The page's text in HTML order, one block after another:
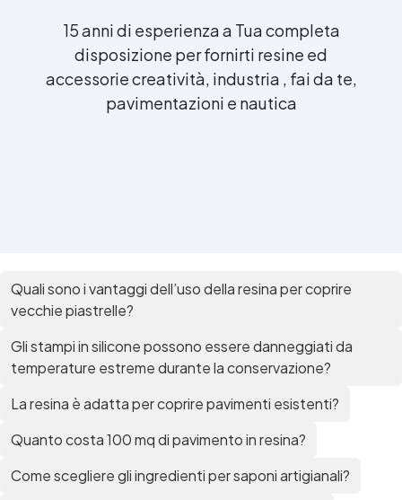
15 anni di esperienza a Tua completa
disposizione per fornirti resine ed
accessorie creatività, industria , fai da te,
pavimentazioni e nautica
Quali sono i vantaggi dell’uso della resina per coprire
vecchie piastrelle?
Gli stampi in silicone possono essere danneggiati da
temperature estreme durante la conservazione?
La resina è adatta per coprire pavimenti esistenti?
Quanto costa 100 mq di pavimento in resina?
Come scegliere gli ingredienti per saponi artigianali?